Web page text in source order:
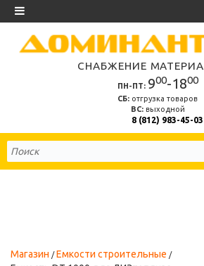
СНАБЖЕНИЕ
ПН-ПТ: 900-1800
СБ: отгрузка товаров
ВС:выходной
8 (812) 983-45-03
Магазин
Емкости строительные